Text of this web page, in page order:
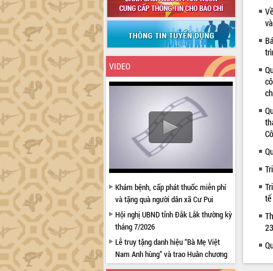
VIDEO
Khám bệnh, cấp phát thuốc miễn phí
và tặng quà người dân xã Cư Pui
Hội nghị UBND tỉnh Đắk Lắk thường kỳ
tháng 7/2026
Lễ truy tặng danh hiệu “Bà Mẹ Việt
Nam Anh hùng” và trao Huân chương
Lao động